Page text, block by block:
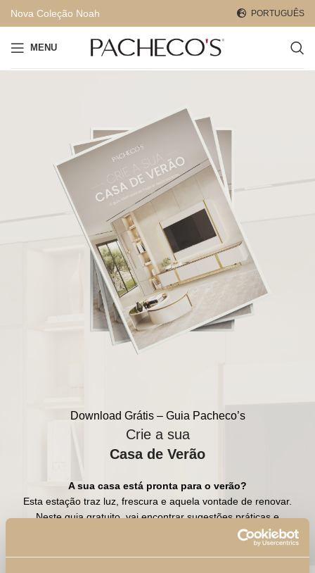
Nova Coleção Noah PORTUGUÊS
MENU
Download Grátis – Guia Pacheco’s
Crie a sua
Casa de Verão
A sua casa está pronta para o verão?
Esta estação traz luz, frescura e aquela vontade de renovar.
Neste guia gratuito, vai encontrar sugestões práticas e
inspirações para transformar cada divisão da sua casa num
espaço mais leve, luminoso e descontraído.